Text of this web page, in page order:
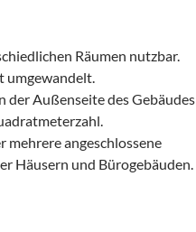
Räumen nutzbar.
umgewandelt.
der Außenseite des Gebäudes
mehrere angeschlossene
Häusern und Bürogebäuden.